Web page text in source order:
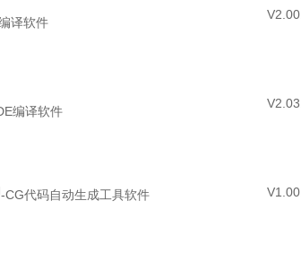
译软件
编译软件
-CG代码自动生成工具软件